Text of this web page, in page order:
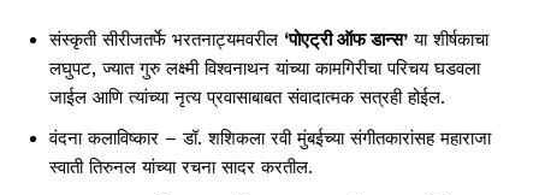
संस्कृती सीरीजतर्फे भरतनाट्यमवरील ‘पोएट्री ऑफ डान्स’ या शीर्षकाचा
लघुपट, ज्यात गुरु लक्ष्मी विश्वनाथन यांच्या कामगिरीचा परिचय घडवला
जाईल आणि त्यांच्या नृत्य प्रवासाबाबत संवादात्मक सत्रही होईल.
वंदना कलाविष्कार – डॉ. शशिकला रवी मुंबईच्या संगीतकारांसह महाराजा
स्वाती तिरुनल यांच्या रचना सादर करतील.